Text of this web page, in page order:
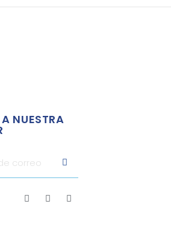
NUESTRA